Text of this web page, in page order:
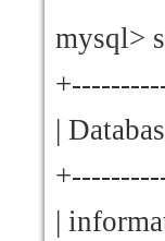
mysql>
|
|